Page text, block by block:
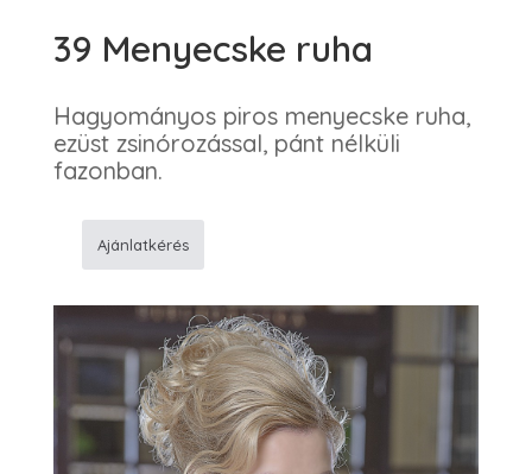
39 Menyecske ruha
Hagyományos piros menyecske ruha,
ezüst zsinórozással, pánt nélküli
fazonban.
ruha
mennyiség
Ajánlatkérés